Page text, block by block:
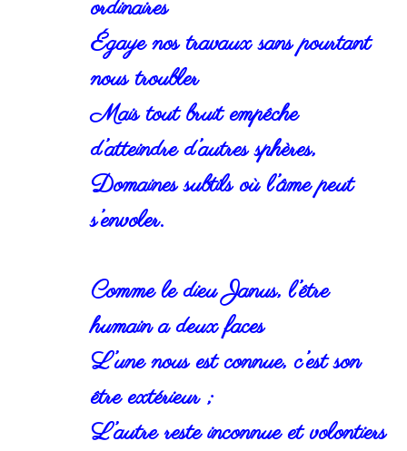
ordinaires
Égaye nos travaux sans pourtant
nous troubler
Mais tout bruit empêche
d’atteindre d’autres sphères,
Domaines subtils où l’âme peut
s’envoler.
Comme le dieu Janus, l’être
humain a deux faces
L’une nous est connue, c’est son
être extérieur ;
L’autre reste inconnue et volontiers